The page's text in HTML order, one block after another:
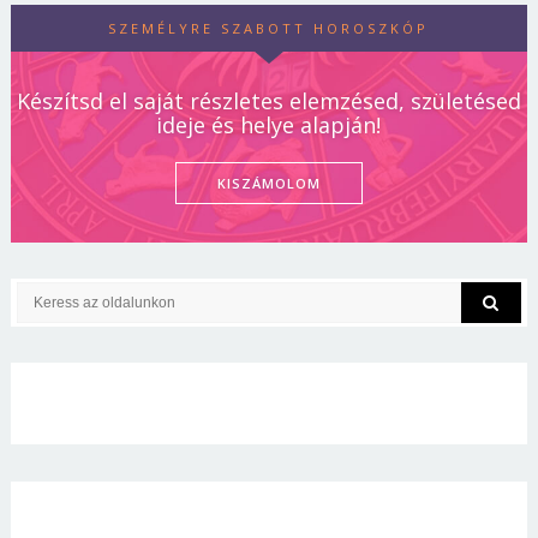
SZEMÉLYRE SZABOTT HOROSZKÓP
Készítsd el saját részletes elemzésed, születésed
ideje és helye alapján!
KISZÁMOLOM